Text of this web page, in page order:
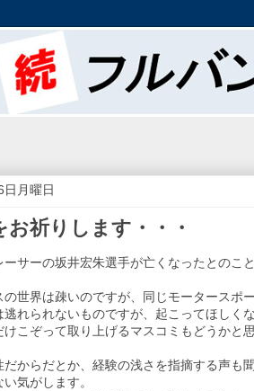
日月曜日
お祈りします・・・
ーサーの坂井宏朱選手が亡くなったとのこ
の世界は疎いのですが、同じモータースポ
逃れられないものですが、起こってほしく
けこぞって取り上げるマスコミもどうかと
だからだとか、経験の浅さを指摘する声も
気がします。